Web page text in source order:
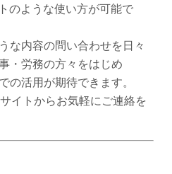
のような使い方が可能で
な内容の問い合わせを日々
・労務の方々をはじめ
の活用が期待できます。
イトからお気軽にご連絡を